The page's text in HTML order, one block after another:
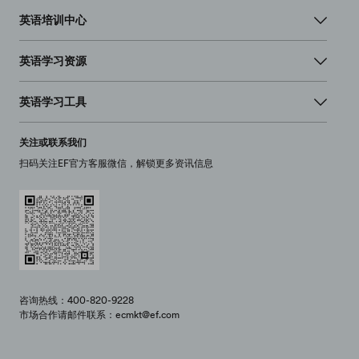
英语培训中心
英语学习资源
英语学习工具
关注或联系我们
扫码关注EF官方客服微信，解锁更多资讯信息
咨询热线：400-820-9228
市场合作请邮件联系：ecmkt@ef.com